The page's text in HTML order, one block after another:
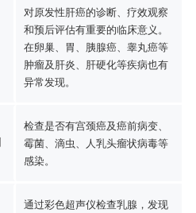
对原发性肝癌的诊断、疗效观察
和预后评估有重要的临床意义。
在卵巢、胃、胰腺癌、睾丸癌等
肿瘤及肝炎、肝硬化等疾病也有
异常发现。
检查是否有宫颈癌及癌前病变、
霉菌、滴虫、人乳头瘤状病毒等
感染。
通过彩色超声仪检查乳腺，发现